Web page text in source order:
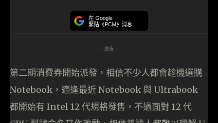
在 Google
緊貼《PCM》消息
- 廣告 -
第二期消費券開始派發，相信不少人都會趁機選購
Notebook，適逢最近 Notebook 與 Ultrabook
都開始有 Intel 12 代規格發售，不過面對 12 代